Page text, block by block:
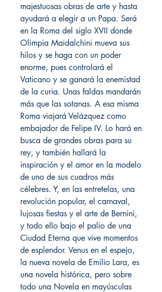
majestuosas obras de arte y hasta
ayudará a elegir a un Papa. Será
en la Roma del siglo XVII donde
Olimpia Maidalchini mueva sus
hilos y se haga con un poder
enorme, pues controlará el
Vaticano y se ganará la enemistad
de la curia. Unas faldas mandarán
más que las sotanas. A esa misma
Roma viajará Velázquez como
embajador de Felipe IV. Lo hará en
busca de grandes obras para su
rey, y también hallará la
inspiración y el amor en la modelo
de uno de sus cuadros más
célebres. Y, en las entretelas, una
revolución popular, el carnaval,
lujosas fiestas y el arte de Bernini,
y todo ello bajo el palio de una
Ciudad Eterna que vive momentos
de esplendor. Venus en el espejo,
la nueva novela de Emilio Lara, es
una novela histórica, pero sobre
todo una Novela en mayúsculas